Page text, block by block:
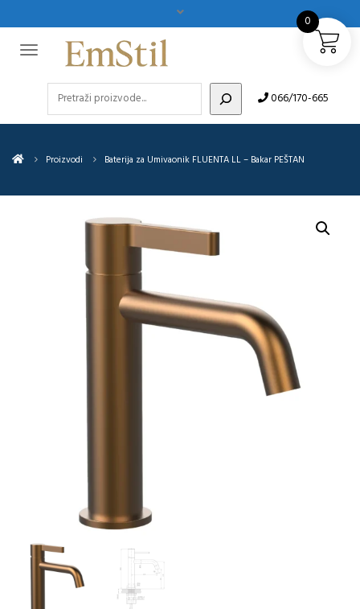
066/170-665
Proizvodi Baterija za Umivaonik FLUENTA LL – Bakar PEŠTAN
0